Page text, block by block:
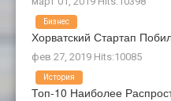
Хорватский Стартап
фев 27, 2019 Hits:10085
Бизнес
Топ-10 Наиболее
История